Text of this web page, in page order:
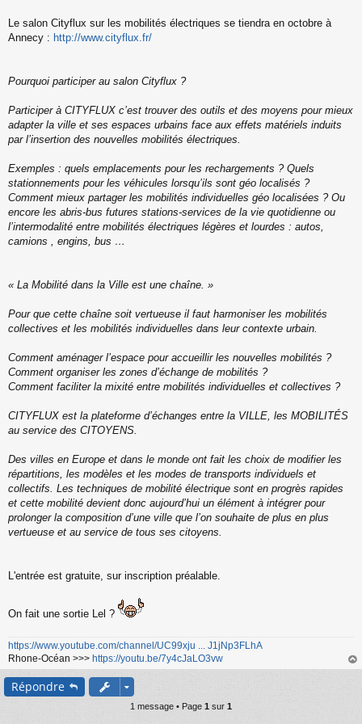
s
g
o
u
Le salon Cityflux sur les mobilités électriques se tiendra en octobre à
Annecy : http://www.cityflux.fr/
Pourquoi participer au salon Cityflux ?
Participer à CITYFLUX c’est trouver des outils et des moyens pour mieux
adapter la ville et ses espaces urbains face aux effets matériels induits
par l’insertion des nouvelles mobilités électriques.
Exemples : quels emplacements pour les rechargements ? Quels
stationnements pour les véhicules lorsqu’ils sont géo localisés ?
Comment mieux partager les mobilités individuelles géo localisées ? Ou
encore les abris-bus futures stations-services de la vie quotidienne ou
l’intermodalité entre mobilités électriques légères et lourdes : autos,
camions , engins, bus …
« La Mobilité dans la Ville est une chaîne. »
Pour que cette chaîne soit vertueuse il faut harmoniser les mobilités
collectives et les mobilités individuelles dans leur contexte urbain.
Comment aménager l’espace pour accueillir les nouvelles mobilités ?
Comment organiser les zones d’échange de mobilités ?
Comment faciliter la mixité entre mobilités individuelles et collectives ?
CITYFLUX est la plateforme d’échanges entre la VILLE, les MOBILITÉS
au service des CITOYENS.
Des villes en Europe et dans le monde ont fait les choix de modifier les
répartitions, les modèles et les modes de transports individuels et
collectifs. Les techniques de mobilité électrique sont en progrès rapides
et cette mobilité devient donc aujourd’hui un élément à intégrer pour
prolonger la composition d’une ville que l’on souhaite de plus en plus
vertueuse et au service de tous ses citoyens.
L'entrée est gratuite, sur inscription préalable.
On fait une sortie Lel ?
https://www.youtube.com/channel/UC99xju ... J1jNp3FLhA
Rhone-Océan >>> https://youtu.be/7y4cJaLO3vw
au
Répondre
1 message • Page 1 sur 1